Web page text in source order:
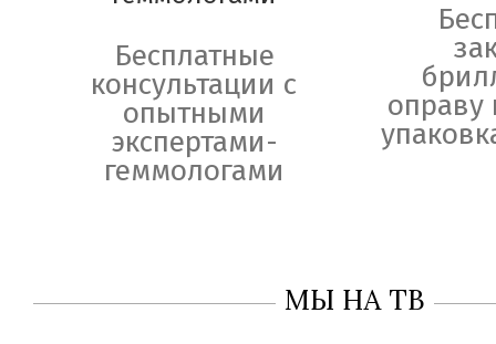
Бесплатные
консультации с
опытными
экспертами-
геммологами
оправу
МЫ НА ТВ